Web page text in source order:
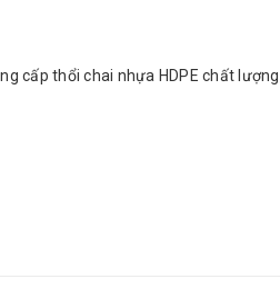
cấp thổi chai nhựa HDPE chất